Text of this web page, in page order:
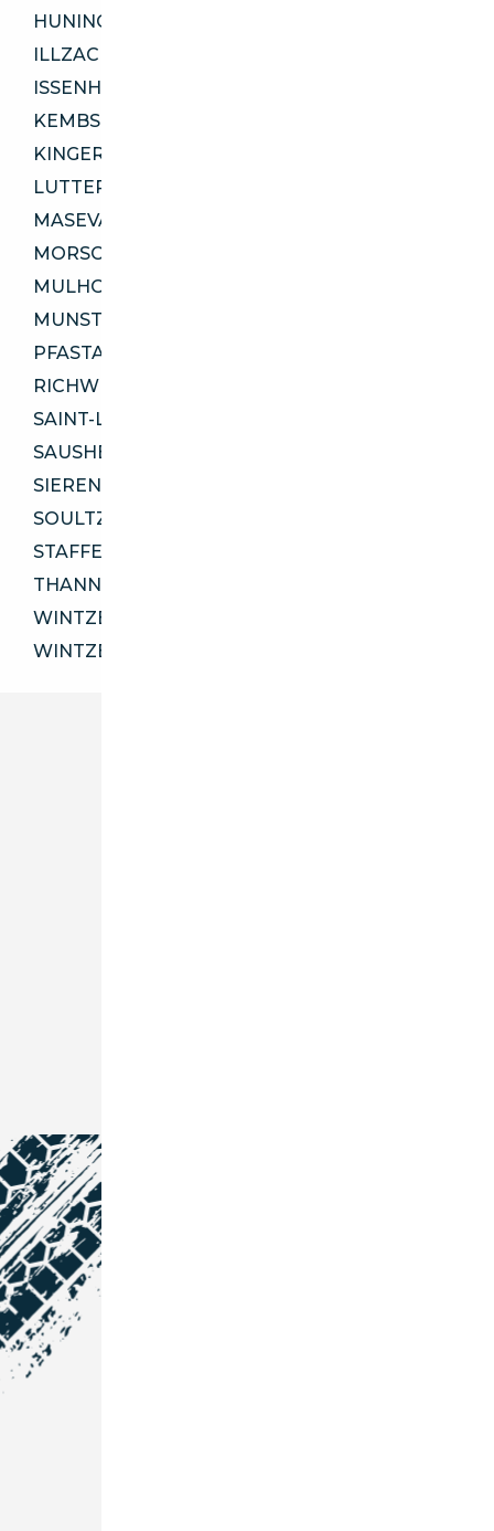
HUNINGUE 68330
ILLZACH 68110
ISSENHEIM 68500
KEMBS 68680
KINGERSHEIM 68260
LUTTERBACH 68460
MASEVAUX-NIEDERBRUCK 68290
MORSCHWILLER-LE-BAS 68790
MULHOUSE 68200
MUNSTER 68140
PFASTATT 68120
RICHWILLER 68120
SAINT-LOUIS 68300
SAUSHEIM 68390
SIERENTZ 68510
SOULTZ-HAUT-RHIN 68360
STAFFELFELDEN 68850
THANN 68800
WINTZENHEIM 68124
WINTZENHEIM 68920